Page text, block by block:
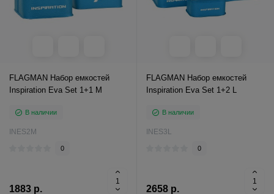
FLAGMAN Набор емкостей
Inspiration Eva Set 1+1 M
В наличии
INES2M
0
1883 р.
FLAGMAN Набор емкостей
Inspiration Eva Set 1+2 L
В наличии
INES3L
0
2658 р.